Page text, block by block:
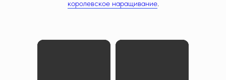
королевское наращивание.